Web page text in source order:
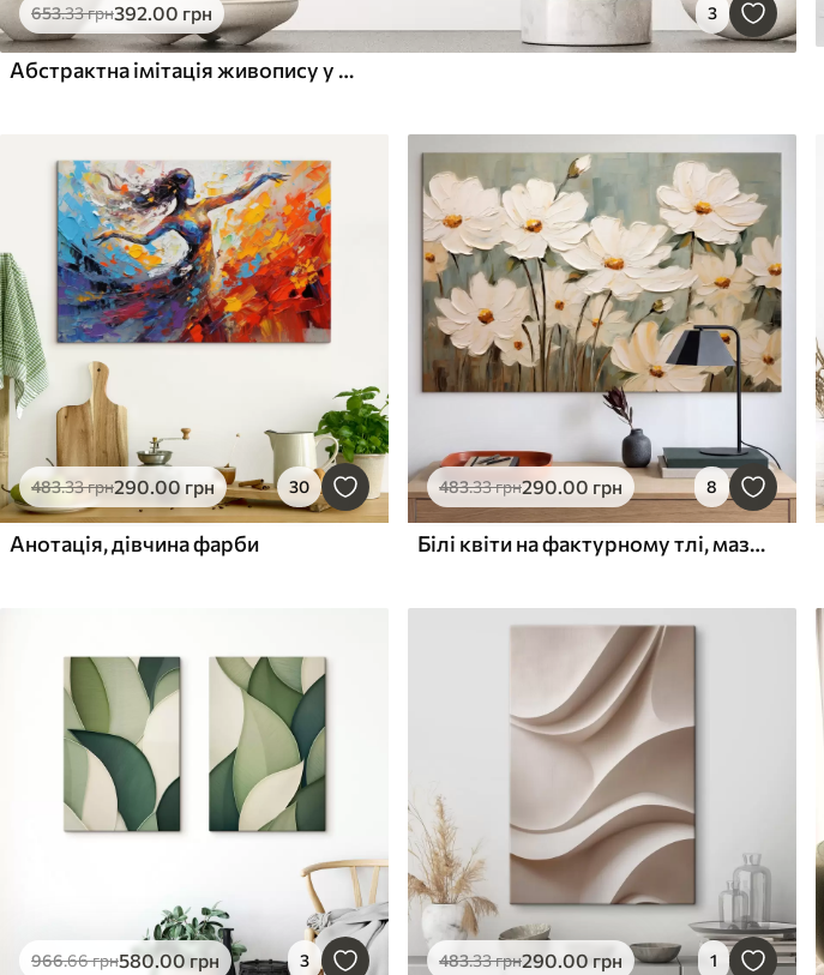
653.33грн392.00 грн 3
Абстрактна імітація живопису у вигляді гілки
483.33грн290.00 грн 30
Анотація, дівчина фарби
483.33грн290.00 грн 8
Білі квіти на фактурному тлі, мазки пензлем
966.66грн580.00 грн 3 483.33грн290.00 грн 1